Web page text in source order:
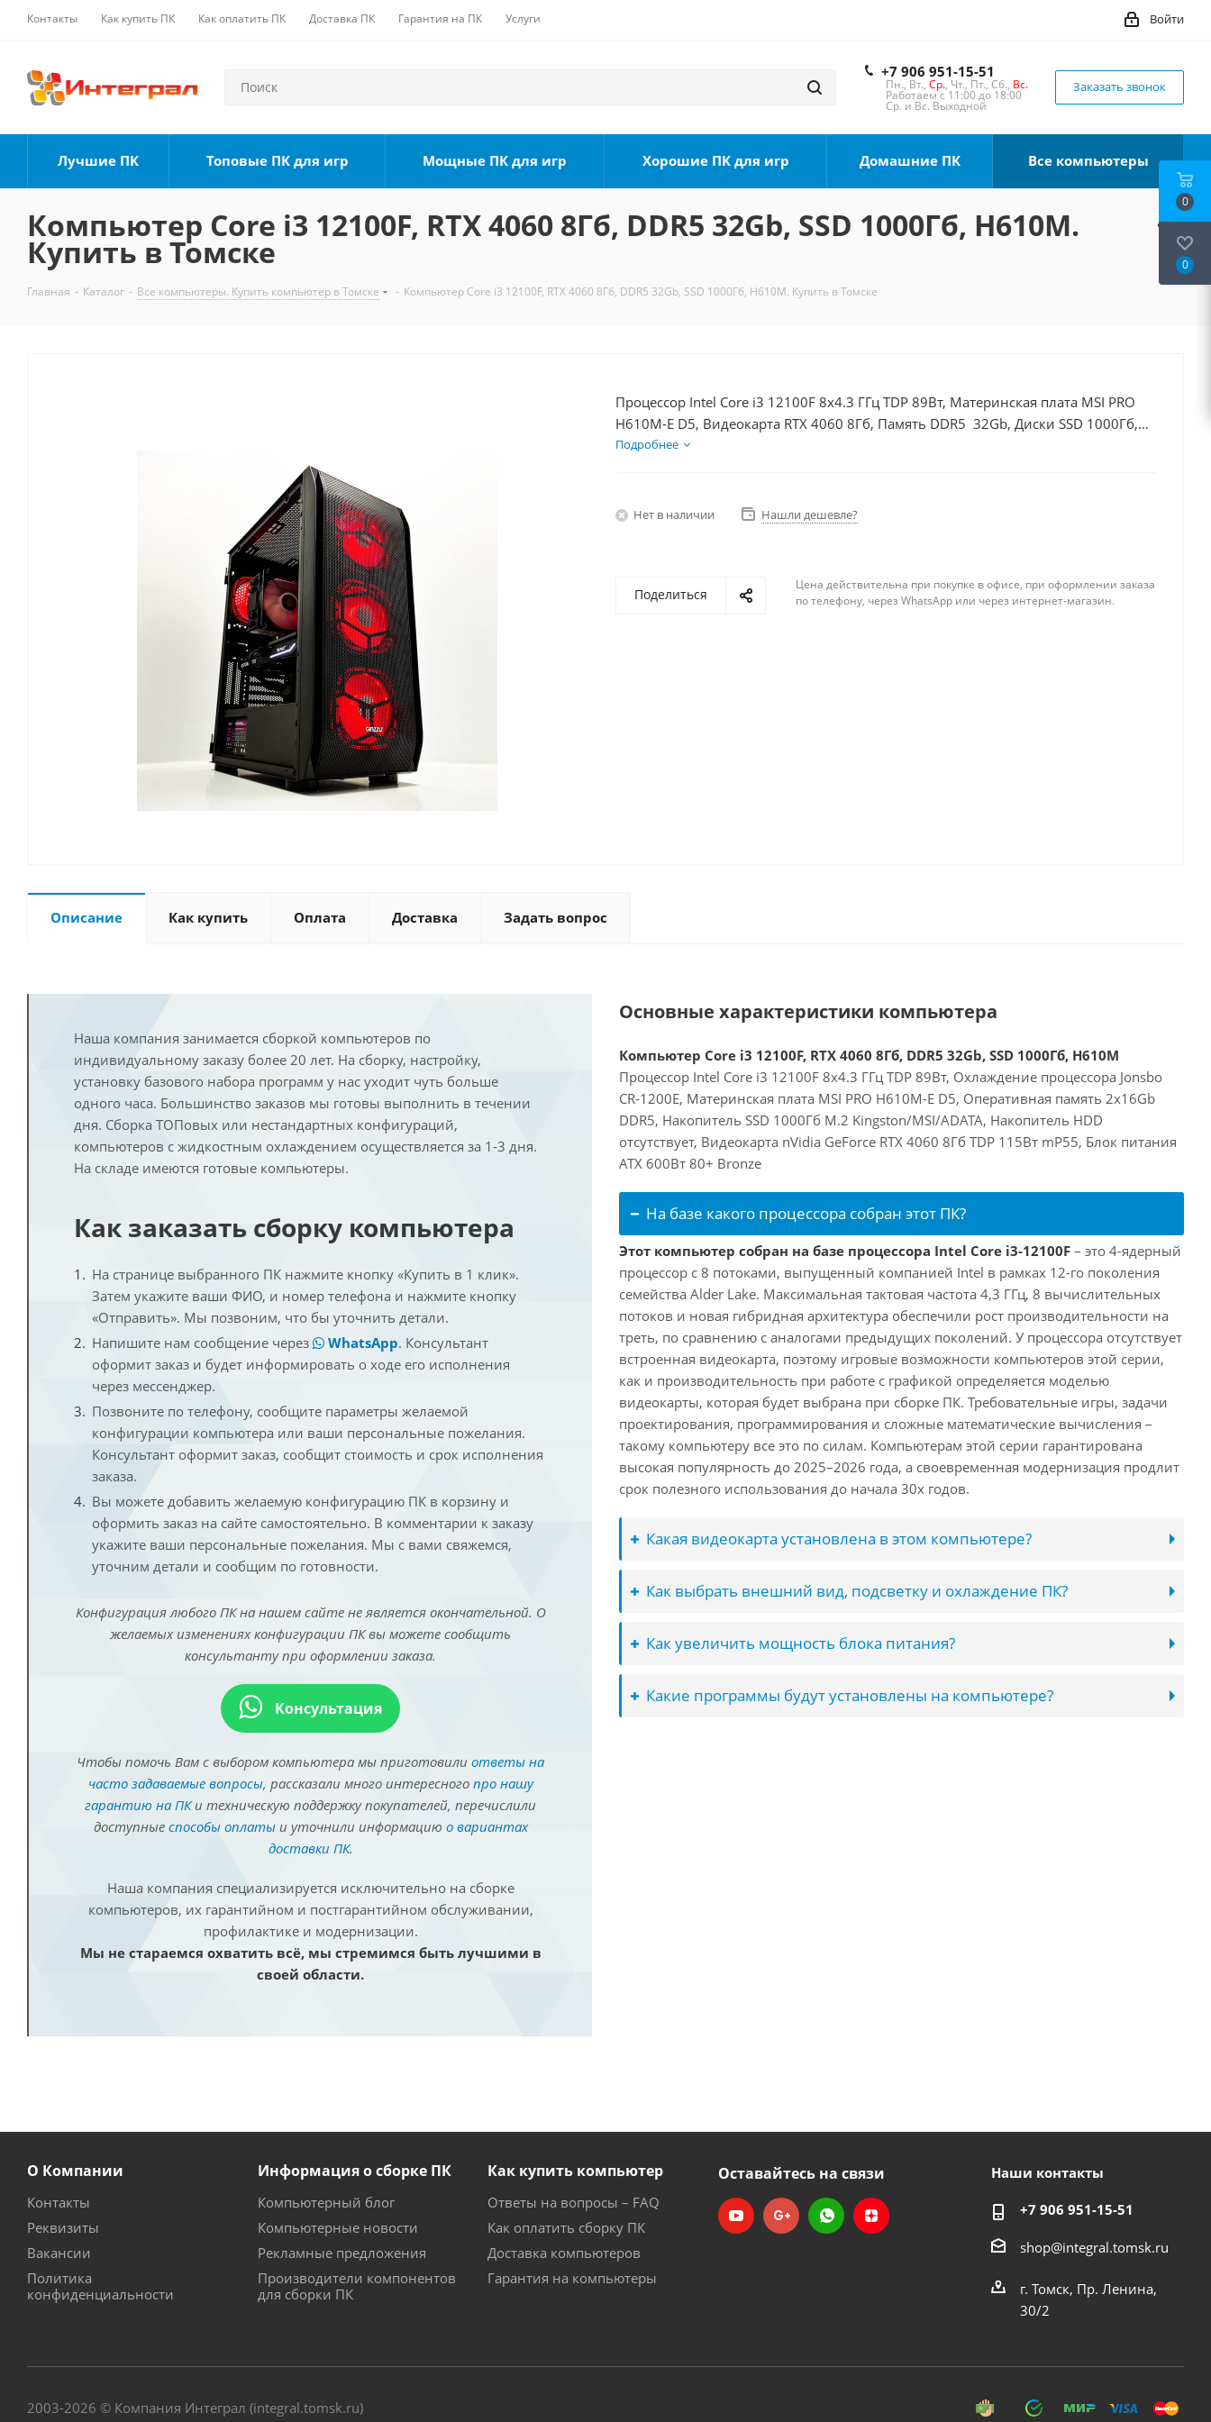
Контакты Как купить ПК Как оплатить ПК Доставка ПК Гарантия на ПК Услуги Войти
+7 906 951-15-51
Пн., Вт., Ср., Чт., Пт., Сб., Вс.
Работаем с 11:00 до 18:00
Ср. и Вс. Выходной
Заказать звонок
Лучшие ПК Топовые ПК для игр Мощные ПК для игр Хорошие ПК для игр Домашние ПК Все компьютеры
Компьютер Core i3 12100F, RTX 4060 8Гб, DDR5 32Gb, SSD 1000Гб, H610M.
Купить в Томске
Главная - Каталог - Все компьютеры. Купить компьютер в Томске - Компьютер Core i3 12100F, RTX 4060 8Гб, DDR5 32Gb, SSD 1000Гб, H610M. Купить в Томске
Процессор Intel Core i3 12100F 8x4.3 ГГц TDP 89Вт, Материнская плата MSI PRO
H610M-E D5, Видеокарта RTX 4060 8Гб, Память DDR5 32Gb, Диски SSD 1000Гб,
БП 600Вт
Подробнее
Нет в наличии Нашли дешевле?
Поделиться
Цена действительна при покупке в офисе, при оформлении заказа
по телефону, через WhatsApp или через интернет-магазин.
Описание Как купить Оплата Доставка Задать вопрос
Наша компания занимается сборкой компьютеров по
индивидуальному заказу более 20 лет. На сборку, настройку,
установку базового набора программ у нас уходит чуть больше
одного часа. Большинство заказов мы готовы выполнить в течении
дня. Сборка ТОПовых или нестандартных конфигураций,
компьютеров с жидкостным охлаждением осуществляется за 1-3 дня.
На складе имеются готовые компьютеры.
Как заказать сборку компьютера
На странице выбранного ПК нажмите кнопку «Купить в 1 клик».
Затем укажите ваши ФИО, и номер телефона и нажмите кнопку
«Отправить». Мы позвоним, что бы уточнить детали.
Напишите нам сообщение через
WhatsApp. Консультант
оформит заказ и будет информировать о ходе его исполнения
через мессенджер.
Позвоните по телефону, сообщите параметры желаемой
конфигурации компьютера или ваши персональные пожелания.
Консультант оформит заказ, сообщит стоимость и срок исполнения
заказа.
Вы можете добавить желаемую конфигурацию ПК в корзину и
оформить заказ на сайте самостоятельно. В комментарии к заказу
укажите ваши персональные пожелания. Мы с вами свяжемся,
уточним детали и сообщим по готовности.
Конфигурация любого ПК на нашем сайте не является окончательной. О
желаемых изменениях конфигурации ПК вы можете сообщить
консультанту при оформлении заказа.
Консультация
Чтобы помочь Вам с выбором компьютера мы приготовили ответы на
часто задаваемые вопросы, рассказали много интересного про нашу
гарантию на ПКи техническую поддержку покупателей, перечислили
доступные способы оплатыи уточнили информацию о вариантах
доставки ПК.
Наша компания специализируется исключительно на сборке
компьютеров, их гарантийном и постгарантийном обслуживании,
профилактике и модернизации.
Мы не стараемся охватить всё, мы стремимся быть лучшими в
своей области.
Основные характеристики компьютера
Компьютер Core i3 12100F, RTX 4060 8Гб, DDR5 32Gb, SSD 1000Гб, H610M
Процессор Intel Core i3 12100F 8x4.3 ГГц TDP 89Вт, Охлаждение процессора Jonsbo
CR-1200E, Материнская плата MSI PRO H610M-E D5, Оперативная память 2x16Gb
DDR5, Накопитель SSD 1000Гб M.2 Kingston/MSI/ADATA, Накопитель HDD
отсутствует, Видеокарта nVidia GeForce RTX 4060 8Гб TDP 115Вт mP55, Блок питания
ATX 600Вт 80+ Bronze
На базе какого процессора собран этот ПК?
Этот компьютер собран на базе процессора Intel Core i3-12100F – это 4-ядерный
процессор с 8 потоками, выпущенный компанией Intel в рамках 12-го поколения
семейства Alder Lake. Максимальная тактовая частота 4,3 ГГц, 8 вычислительных
потоков и новая гибридная архитектура обеспечили рост производительности на
треть, по сравнению с аналогами предыдущих поколений. У процессора отсутствует
встроенная видеокарта, поэтому игровые возможности компьютеров этой серии,
как и производительность при работе с графикой определяется моделью
видеокарты, которая будет выбрана при сборке ПК. Требовательные игры, задачи
проектирования, программирования и сложные математические вычисления –
такому компьютеру все это по силам. Компьютерам этой серии гарантирована
высокая популярность до 2025–2026 года, а своевременная модернизация продлит
срок полезного использования до начала 30х годов.
Какая видеокарта установлена в этом компьютере?
Как выбрать внешний вид, подсветку и охлаждение ПК?
Как увеличить мощность блока питания?
Какие программы будут установлены на компьютере?
О Компании
Контакты
Реквизиты
Вакансии
Политика
конфиденциальности
Информация о сборке ПК
Компьютерный блог
Компьютерные новости
Рекламные предложения
Производители компонентов
для сборки ПК
Как купить компьютер
Ответы на вопросы – FAQ
Как оплатить сборку ПК
Доставка компьютеров
Гарантия на компьютеры
Оставайтесь на связи Наши контакты
+7 906 951-15-51
shop@integral.tomsk.ru
г. Томск, Пр. Ленина,
30/2
2003-2026 © Компания Интеграл (integral.tomsk.ru)
0
0